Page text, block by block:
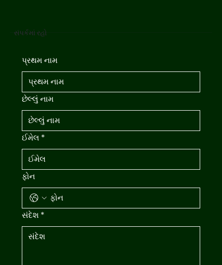
સંપર્કમાં રહો
પ્રથમ નામ
છેલ્લું નામ
ઈમેલ *
ફોન
સંદેશ *